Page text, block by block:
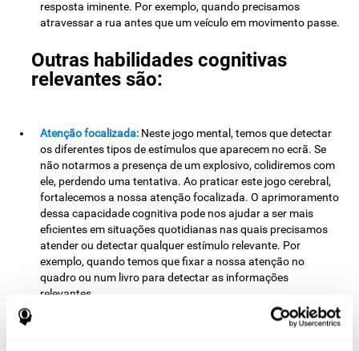
resposta iminente. Por exemplo, quando precisamos
atravessar a rua antes que um veículo em movimento passe.
Outras habilidades cognitivas
relevantes são:
Atenção focalizada: Neste jogo mental, temos que detectar
os diferentes tipos de estímulos que aparecem no ecrã. Se
não notarmos a presença de um explosivo, colidiremos com
ele, perdendo uma tentativa. Ao praticar este jogo cerebral,
fortalecemos a nossa atenção focalizada. O aprimoramento
dessa capacidade cognitiva pode nos ajudar a ser mais
eficientes em situações quotidianas nas quais precisamos
atender ou detectar qualquer estímulo relevante. Por
exemplo, quando temos que fixar a nossa atenção no
quadro ou num livro para detectar as informações
relevantes.
Este jogo mental exige que decidamos a ordem